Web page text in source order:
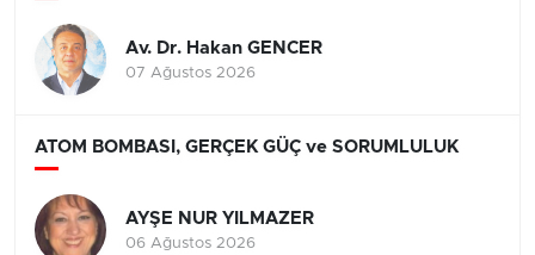
Av. Dr. Hakan GENCER
07 Ağustos 2026
ATOM BOMBASI, GERÇEK GÜÇ ve SORUMLULUK
AYŞE NUR YILMAZER
06 Ağustos 2026